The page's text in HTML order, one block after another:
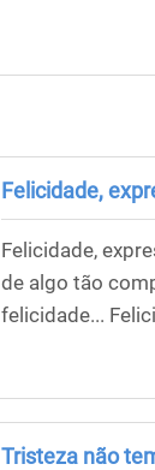
Felicidade,
Felicidade,
de algo tão
felicidade...
Tristeza não